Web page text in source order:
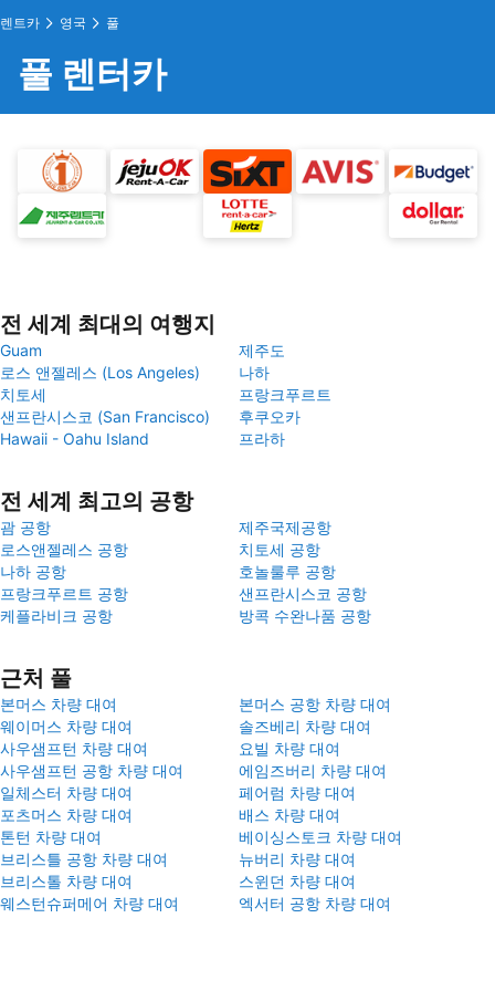
렌트카 영국 풀
풀 렌터카
전 세계 최대의 여행지
Guam
제주도
로스 앤젤레스 (Los Angeles)
나하
치토세
프랑크푸르트
샌프란시스코 (San Francisco)
후쿠오카
Hawaii - Oahu Island
프라하
전 세계 최고의 공항
괌 공항
제주국제공항
로스앤젤레스 공항
치토세 공항
나하 공항
호놀룰루 공항
프랑크푸르트 공항
샌프란시스코 공항
케플라비크 공항
방콕 수완나품 공항
근처 풀
본머스 차량 대여
본머스 공항 차량 대여
웨이머스 차량 대여
솔즈베리 차량 대여
사우샘프턴 차량 대여
요빌 차량 대여
사우샘프턴 공항 차량 대여
에임즈버리 차량 대여
일체스터 차량 대여
페어럼 차량 대여
포츠머스 차량 대여
배스 차량 대여
톤턴 차량 대여
베이싱스토크 차량 대여
브리스틀 공항 차량 대여
뉴버리 차량 대여
브리스톨 차량 대여
스윈던 차량 대여
웨스턴슈퍼메어 차량 대여
엑서터 공항 차량 대여